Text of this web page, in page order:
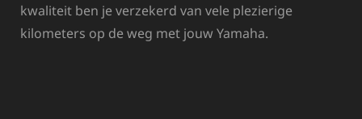
kwaliteit ben je verzekerd van vele plezierige
kilometers op de weg met jouw Yamaha.